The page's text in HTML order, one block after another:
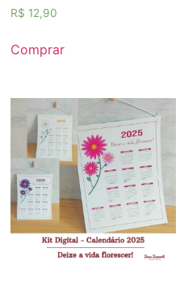
R$ 12,90
Comprar